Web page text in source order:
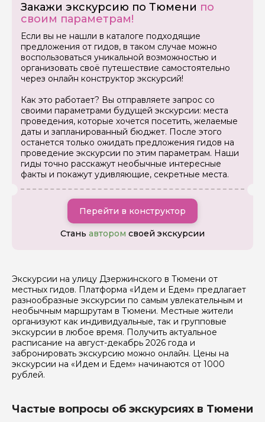
Закажи экскурсию по Тюмени по
своим параметрам!
Если вы не нашли в каталоге подходящие
предложения от гидов, в таком случае можно
воспользоваться уникальной возможностью и
организовать своё путешествие самостоятельно
через онлайн конструктор экскурсий!
Как это работает? Вы отправляете запрос со
своими параметрами будущей экскурсии: места
проведения, которые хочется посетить, желаемые
даты и запланированный бюджет. После этого
останется только ожидать предложения гидов на
проведение экскурсии по этим параметрам. Наши
гиды точно расскажут необычные интересные
факты и покажут удивляющие, секретные места.
Перейти в конструктор
Стань автором своей экскурсии
Экскурсии на улицу Дзержинского в Тюмени от
местных гидов. Платформа «Идем и Едем» предлагает
разнообразные экскурсии по самым увлекательным и
необычным маршрутам в Тюмени. Местные жители
организуют как индивидуальные, так и групповые
экскурсии в любое время. Получить актуальное
расписание на август-декабрь 2026 года и
забронировать экскурсию можно онлайн. Цены на
экскурсии на «Идем и Едем» начинаются от 1000
рублей.
Частые вопросы об экскурсиях в Тюмени
Задайте свой вопрос гиду
Как вас зовут
Ваша электронная почта
Ваш номер телефона
Я даю своё согласие на обработку персональных
данных
Отправить